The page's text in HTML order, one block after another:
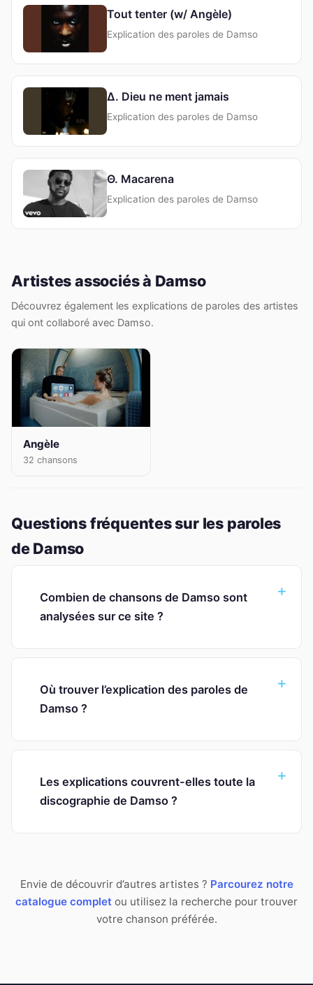
Tout tenter (w/ Angèle)
Explication des paroles de Damso
Δ. Dieu ne ment jamais
Explication des paroles de Damso
Θ. Macarena
Explication des paroles de Damso
Artistes associés à Damso
Découvrez également les explications de paroles des artistes
qui ont collaboré avec Damso.
Angèle
32 chansons
Questions fréquentes sur les paroles
de Damso
Combien de chansons de Damso sont
analysées sur ce site ?
Où trouver l’explication des paroles de
Damso ?
Les explications couvrent-elles toute la
discographie de Damso ?
Envie de découvrir d’autres artistes ? Parcourez notre
catalogue complet ou utilisez la recherche pour trouver
votre chanson préférée.